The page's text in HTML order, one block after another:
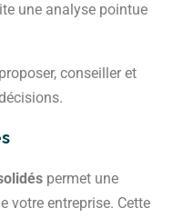
une analyse pointue
conseiller et
permet une
votre entreprise. Cette